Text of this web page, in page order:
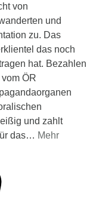
von
und
zu. Das
das noch
hat. Bezahlen
ÖR
und zahlt
das… Mehr